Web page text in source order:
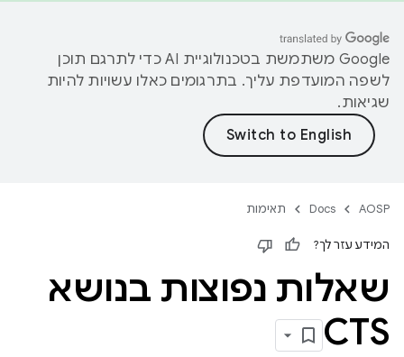
‫Google משתמשת בטכנולוגיית AI כדי לתרגם תוכן
לשפה המועדפת עליך. בתרגומים כאלו עשויות להיות
שגיאות.
AOSP
Docs תאימות
המידע עזר לך?
שאלות נפוצות בנושא
CTS